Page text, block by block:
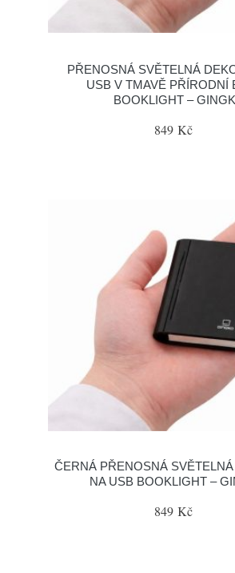
PŘENOSNÁ SVĚTELNÁ
USB V TMAVĚ PŘÍRODNÍ
BOOKLIGHT –
849 Kč
ČERNÁ PŘENOSNÁ
NA USB BOOKLIGHT –
849 Kč